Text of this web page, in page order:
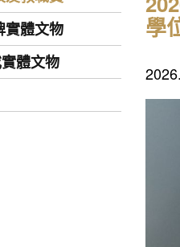
實體文物
體文物
學